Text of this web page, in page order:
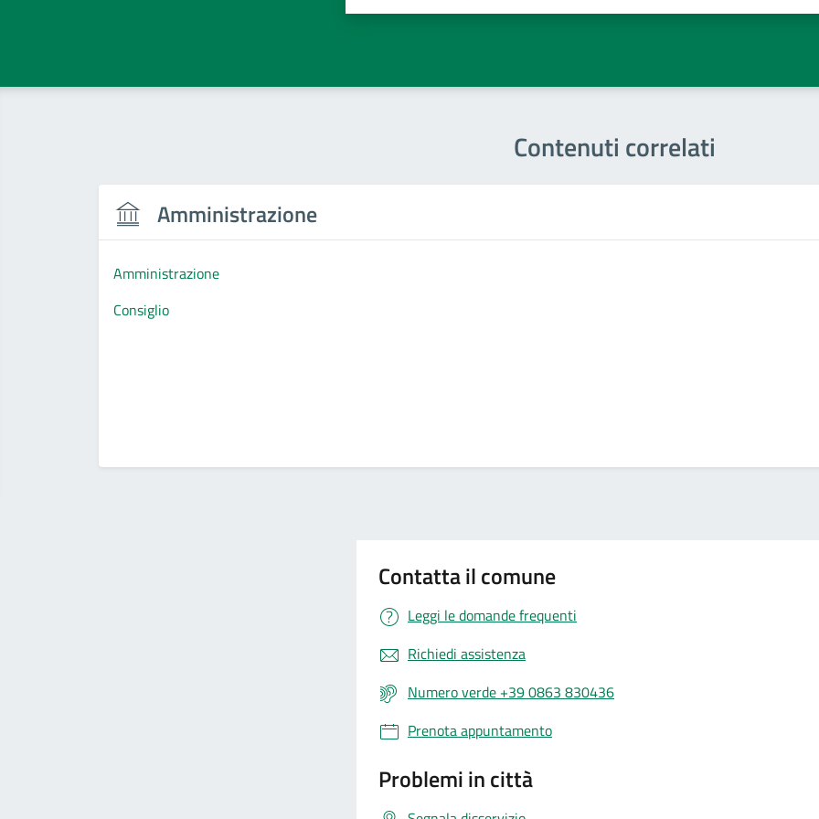
Contenuti correlati
Amministrazione
Amministrazione
Consiglio
Contatta il comune
Leggi le domande frequenti
Richiedi assistenza
Numero verde +39 0863 830436
Prenota appuntamento
Problemi in città